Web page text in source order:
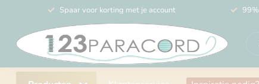
Spaar voor korting met je account